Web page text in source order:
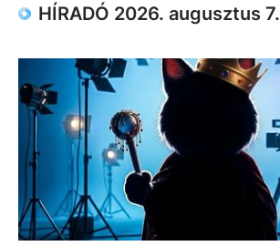
HÍRADÓ 2026. augusztus 7.